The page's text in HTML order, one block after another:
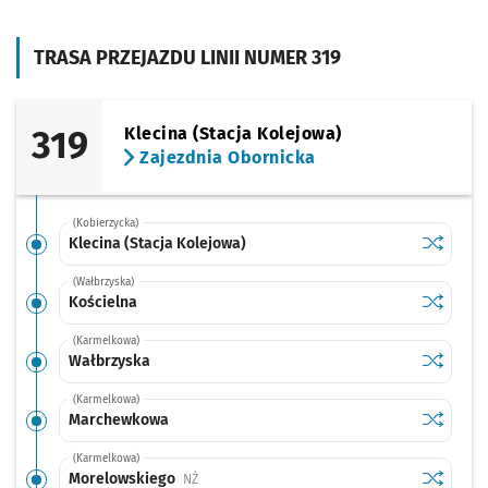
TRASA PRZEJAZDU LINII NUMER 319
319
Klecina (Stacja Kolejowa)
Zajezdnia Obornicka
(Kobierzycka)
Klecina (Stacja Kolejowa) Sprawdź
Klecina
(Wałbrzyska)
Kościelna Sprawdź
(Karmelkowa)
Wałbrzyska Sprawdź
(Karmelkowa)
Marchewkowa Sprawdź
(Karmelkowa)
Morelowskiego NŻPrzystanek na życzenie Sprawdź